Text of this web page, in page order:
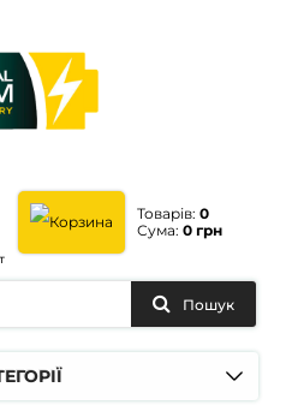
Товарів: 0
Сума: 0 грн
Пошук